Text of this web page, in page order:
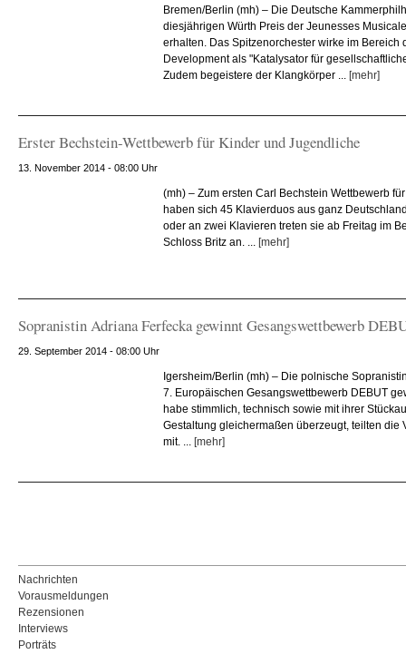
Bremen/Berlin (mh) – Die Deutsche
diesjährigen Würth Preis der Jeunesses
erhalten. Das Spitzenorchester wirke im Bereich
Development als "Katalysator für
Zudem begeistere der Klangkörper ... [mehr]
Erster Bechstein-Wettbewerb für Kinder und Jugendliche
13. November 2014 - 08:00 Uhr
(mh) – Zum ersten Carl Bechstein Wettbewerb
haben sich 45 Klavierduos aus ganz
oder an zwei Klavieren treten sie ab Freitag im
Schloss Britz an. ... [mehr]
Sopranistin Adriana Ferfecka gewinnt Gesangswettbewerb
29. September 2014 - 08:00 Uhr
Igersheim/Berlin (mh) – Die polnische
7. Europäischen Gesangswettbewerb DEBUT
habe stimmlich, technisch sowie mit ihrer
Gestaltung gleichermaßen überzeugt, teilten die
mit. ... [mehr]
Nachrichten
Vorausmeldungen
Rezensionen
Interviews
Porträts